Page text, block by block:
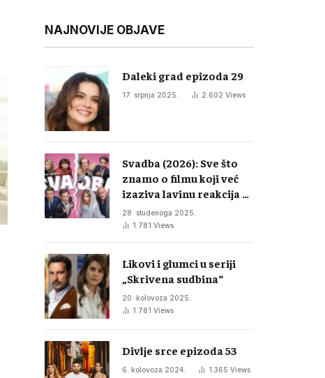
NAJNOVIJE OBJAVE
Daleki grad epizoda 29
17. srpnja 2025. 2.602 Views
Svadba (2026): Sve što
znamo o filmu koji već
izaziva lavinu reakcija u
regiji
28. studenoga 2025.
1.781 Views
Likovi i glumci u seriji
„Skrivena sudbina“
20. kolovoza 2025.
1.781 Views
Divlje srce epizoda 53
6. kolovoza 2024. 1.365 Views